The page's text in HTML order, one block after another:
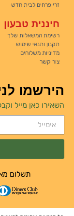
זרי פרחים לבית חדש
חיננית טבעון
רשימת המשאלות שלך
תקנון ותנאי שימוש
מדיניות משלוחים
צור קשר
הירשמו
השאירו כאן מייל
תשלום